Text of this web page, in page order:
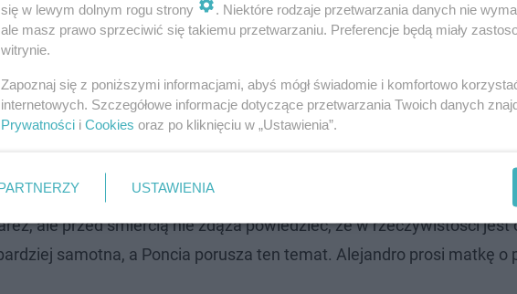
ostatni odcinek? Data wielkiego finału telenoweli
gra Cayetanę w serialu Akacjowa 38. Na co dzień jest nie do
14.04.2025
ale przed śmiercią nie zdąża powiedzieć, że w rzeczywistości jest
samotna, a Poncia porusza ten temat. Alejandro prosi matkę o
się w lewym dolnym rogu strony
. Niektóre rodzaje przetwarzania danych nie
ale masz prawo sprzeciwić się takiemu przetwarzaniu. Preferencje będą miały
witrynie.
Zapoznaj się z poniższymi informacjami, abyś mógł świadomie i komfortowo
internetowych. Szczegółowe informacje dotyczące przetwarzania Twoich danych
Prywatności i Cookies oraz po kliknięciu w „Ustawienia”.
USTAWIENIA